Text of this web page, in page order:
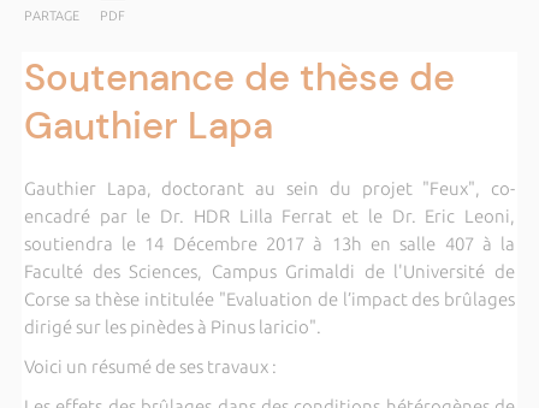
PARTAGE PDF
Soutenance de thèse de
Gauthier Lapa
Gauthier Lapa, doctorant au sein du projet "Feux", co-
encadré par le Dr. HDR LiIla Ferrat et le Dr. Eric Leoni,
soutiendra le 14 Décembre 2017 à 13h en salle 407 à la
Faculté des Sciences, Campus Grimaldi de l'Université de
Corse sa thèse intitulée "Evaluation de l’impact des brûlages
dirigé sur les pinèdes à Pinus laricio".
Voici un résumé de ses travaux :